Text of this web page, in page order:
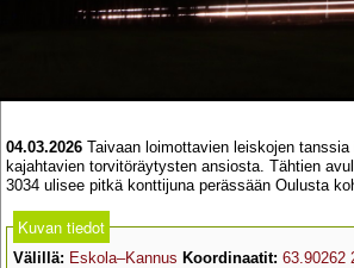
04.03.2026 Taivaan loimottavien leiskojen
kajahtavien torvitöräytysten ansiosta. Tähtien
3034 ulisee pitkä konttijuna perässään Oulusta
Kuvan tiedot
Välillä: Eskola–Kannus Koordinaatit: 63.90262